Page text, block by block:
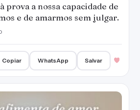
dos seus pais.